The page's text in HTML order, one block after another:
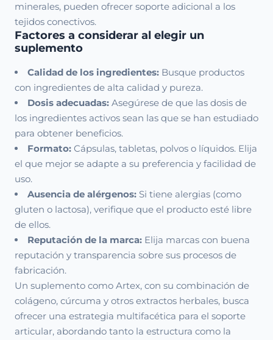
minerales, pueden ofrecer soporte adicional a los
tejidos conectivos.
Factores a considerar al elegir un
suplemento
Calidad de los ingredientes: Busque productos
con ingredientes de alta calidad y pureza.
Dosis adecuadas: Asegúrese de que las dosis de
los ingredientes activos sean las que se han estudiado
para obtener beneficios.
Formato: Cápsulas, tabletas, polvos o líquidos. Elija
el que mejor se adapte a su preferencia y facilidad de
uso.
Ausencia de alérgenos: Si tiene alergias (como
gluten o lactosa), verifique que el producto esté libre
de ellos.
Reputación de la marca: Elija marcas con buena
reputación y transparencia sobre sus procesos de
fabricación.
Un suplemento como Artex, con su combinación de
colágeno, cúrcuma y otros extractos herbales, busca
ofrecer una estrategia multifacética para el soporte
articular, abordando tanto la estructura como la